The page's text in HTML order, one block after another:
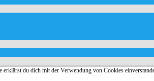
du dich mit der Verwendung von Cookies